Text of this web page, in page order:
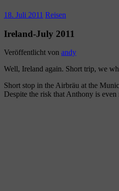
18. Juli 2011 Reisen
Ireland-July 2011
Veröffentlicht von andy
Well, Ireland again. Short trip, we
Short stop in the Airbräu at the
Despite the risk that Anthony is